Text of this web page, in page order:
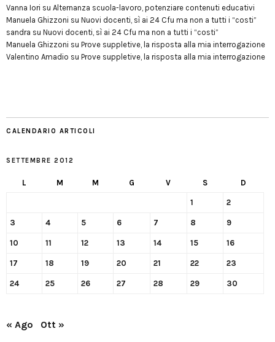
Vanna Iori su Alternanza scuola-lavoro, potenziare contenuti educativi
Manuela Ghizzoni su Nuovi docenti, sì ai 24 Cfu ma non a tutti i “costi”
sandra su Nuovi docenti, sì ai 24 Cfu ma non a tutti i “costi”
Manuela Ghizzoni su Prove suppletive, la risposta alla mia interrogazione
Valentino Amadio su Prove suppletive, la risposta alla mia interrogazione
CALENDARIO ARTICOLI
SETTEMBRE 2012
L M M G V S D
1 2
3 4 5 6 7 8 9
10 11 12 13 14 15 16
17 18 19 20 21 22 23
24 25 26 27 28 29 30
« Ago Ott »